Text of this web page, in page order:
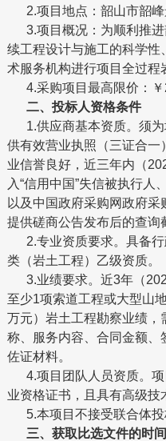
2.项目地点：韶山市韶峰
3.项目概况：为顺利推
续工程设计与施工的科学
术服务机构进行项目全过程
4.采购项目最高限价：￥
二、投标人资格条件
1.供应商基本资质。须
供有效营业执照（三证合
业信誉良好，近三年内（
入“信用中国”失信被执行人
以及中国政府采购网政府采
提供磋商公告发布后的查询
2.专业资质要求。具备
类（岩土工程）乙级资质。
3.业绩要求。近3年（
至少1项索道工程或大型山
万元）岩土工程勘察业绩，
称、服务内容、合同金额
佐证材料。
4.项目团队人员资质。
业资格证书，且具有高级技
5.本项目不接受联合体投
三、获取比选文件的时